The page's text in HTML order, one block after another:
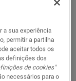
e o
a sua experiência
permitir a partilha
aceitar todos os
definições dos
de cookies"
necessários para o